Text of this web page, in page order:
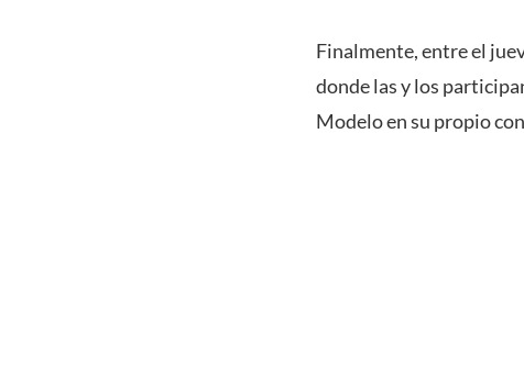
Finalmente, entre el
donde las y los
Modelo en su propio